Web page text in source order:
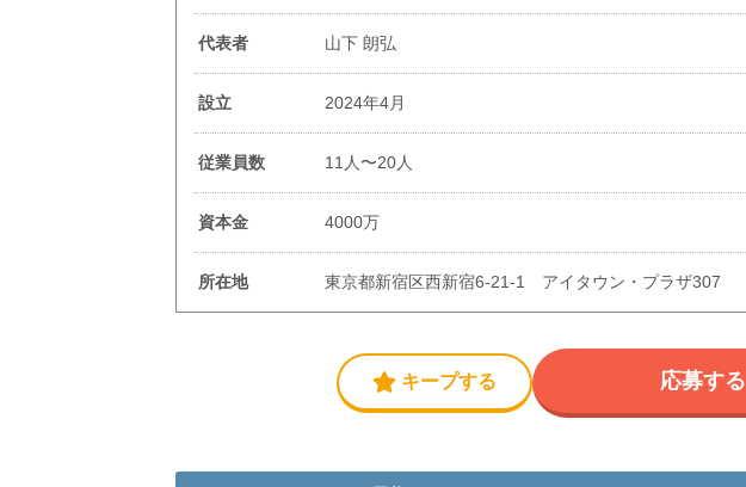
代表者 山下 朗弘
設立 2024年4月
従業員数 11人〜20人
資本金 4000万
所在地 東京都新宿区西新宿6-21-1 アイタウン・プラザ307
キープする 応募する